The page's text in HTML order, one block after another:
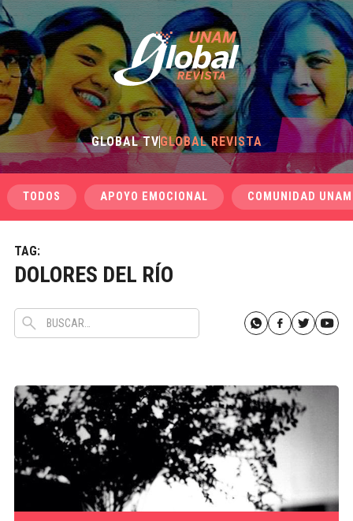
GLOBAL TVGLOBAL REVISTA
TODOS APOYO EMOCIONAL COMUNIDAD UNAM
TAG:
DOLORES DEL RÍO